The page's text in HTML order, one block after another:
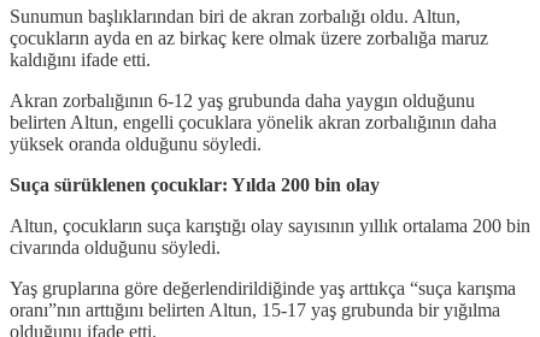
Sunumun başlıklarından biri de akran zorbalığı oldu. Altun,
çocukların ayda en az birkaç kere olmak üzere zorbalığa maruz
kaldığını ifade etti.
Akran zorbalığının 6-12 yaş grubunda daha yaygın olduğunu
belirten Altun, engelli çocuklara yönelik akran zorbalığının daha
yüksek oranda olduğunu söyledi.
Suça sürüklenen çocuklar: Yılda 200 bin olay
Altun, çocukların suça karıştığı olay sayısının yıllık ortalama 200 bin
civarında olduğunu söyledi.
Yaş gruplarına göre değerlendirildiğinde yaş arttıkça “suça karışma
oranı”nın arttığını belirten Altun, 15-17 yaş grubunda bir yığılma
olduğunu ifade etti.